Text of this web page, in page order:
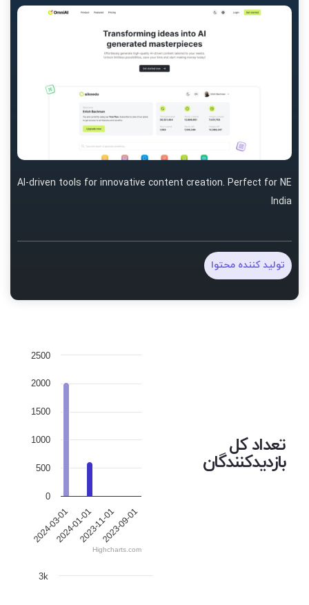
AI-driven tools for innovative content creation. Perfect for NE
India
تولید کننده محتوا
تعداد کل
بازدیدکنندگان
2024-03-012024-01-012023-11-012023-09-01
0
500
1000
1500
2000
2500
Highcharts.com
3k